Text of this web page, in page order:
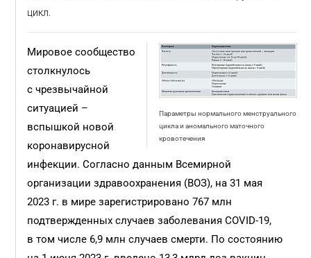
цикл.
Параметры нормального менструального
цикла и аномального маточного
кровотечения
Мировое сообщество
столкнулось
с чрезвычайной
ситуацией –
вспышкой новой
коронавирусной
инфекции. Согласно данным Всемирной
организации здравоохранения (ВОЗ), на 31 мая
2023 г. в мире зарегистрировано 767 млн
подтвержденных случаев заболевания COVID-19,
в том числе 6,9 млн случаев смерти. По состоянию